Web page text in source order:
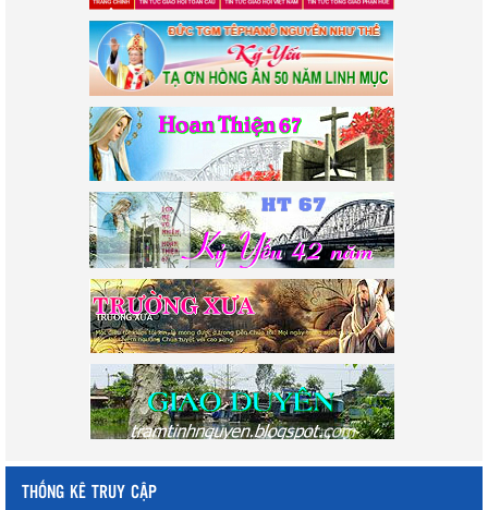
THỐNG KÊ TRUY CẬP